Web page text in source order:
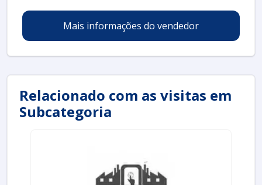
Mais informações do vendedor
Relacionado com as visitas em
Subcategoria